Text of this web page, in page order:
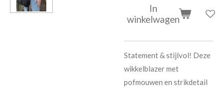
In
winkelwagen
Statement & stijlvol! Deze
wikkelblazer met
pofmouwen en strikdetail